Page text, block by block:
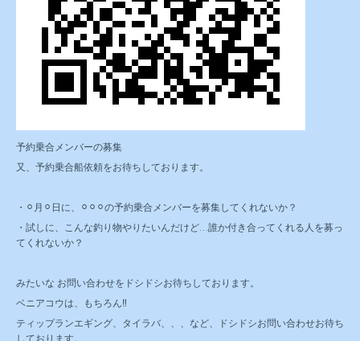
予約乗合メンバーの募集
又、予約乗合船依頼をお待ちしております。
・⚪︎月⚪︎日に、⚪︎⚪︎⚪︎の予約乗合メンバーを募集してくれないか？
・試しに、こんな釣り物やりたいんだけど…誰か付き合ってくれる人を募っ
てくれないか？
みたいな お問い合わせをドシドシお待ちしております。
ベニアコウは、もちろん‼️
ティップランエギング、タイラバ、、、など、ドシドシお問い合わせお待ち